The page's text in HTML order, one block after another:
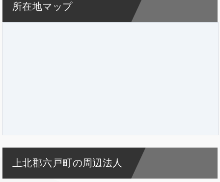
所在地マップ
上北郡六戸町の周辺法人